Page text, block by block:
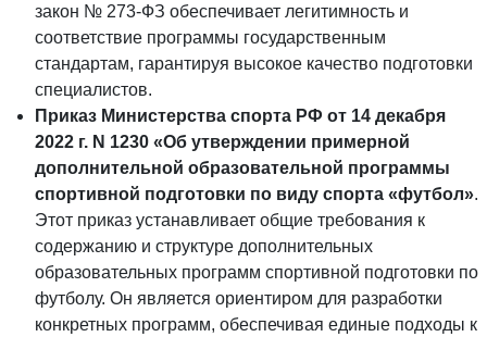
закон № 273-ФЗ обеспечивает легитимность и
соответствие программы государственным
стандартам, гарантируя высокое качество подготовки
специалистов.
Приказ Министерства спорта РФ от 14 декабря
2022 г. N 1230 «Об утверждении примерной
дополнительной образовательной программы
спортивной подготовки по виду спорта «футбол».
Этот приказ устанавливает общие требования к
содержанию и структуре дополнительных
образовательных программ спортивной подготовки по
футболу. Он является ориентиром для разработки
конкретных программ, обеспечивая единые подходы к